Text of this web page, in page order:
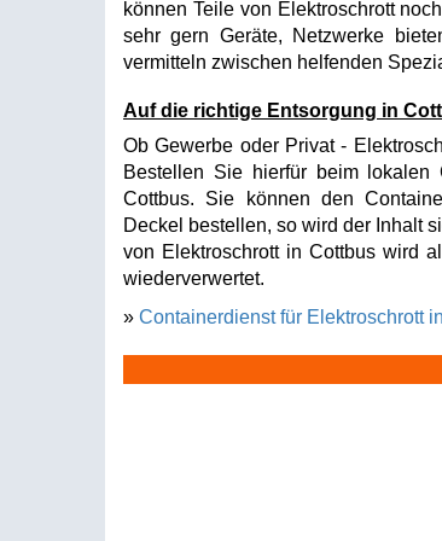
können Teile von Elektroschrott
sehr gern Geräte, Netzwerke
vermitteln zwischen helfenden
Auf die richtige Entsorgung in
Ob Gewerbe oder Privat -
Bestellen Sie hierfür beim lokalen
Cottbus. Sie können den
Deckel bestellen, so wird der Inhalt
von Elektroschrott in Cottbus wird
wiederverwertet.
» Containerdienst für Elektroschrott